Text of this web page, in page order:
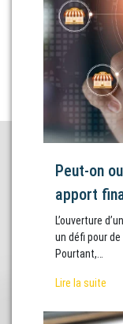
Peut-on
apport
L’ouverture
un défi pour
Pourtant,…
Lire la suite